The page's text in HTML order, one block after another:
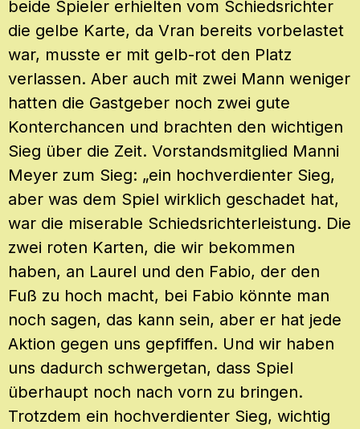
beide Spieler erhielten vom Schiedsrichter
die gelbe Karte, da Vran bereits vorbelastet
war, musste er mit gelb-rot den Platz
verlassen. Aber auch mit zwei Mann weniger
hatten die Gastgeber noch zwei gute
Konterchancen und brachten den wichtigen
Sieg über die Zeit. Vorstandsmitglied Manni
Meyer zum Sieg: „ein hochverdienter Sieg,
aber was dem Spiel wirklich geschadet hat,
war die miserable Schiedsrichterleistung. Die
zwei roten Karten, die wir bekommen
haben, an Laurel und den Fabio, der den
Fuß zu hoch macht, bei Fabio könnte man
noch sagen, das kann sein, aber er hat jede
Aktion gegen uns gepfiffen. Und wir haben
uns dadurch schwergetan, dass Spiel
überhaupt noch nach vorn zu bringen.
Trotzdem ein hochverdienter Sieg, wichtig